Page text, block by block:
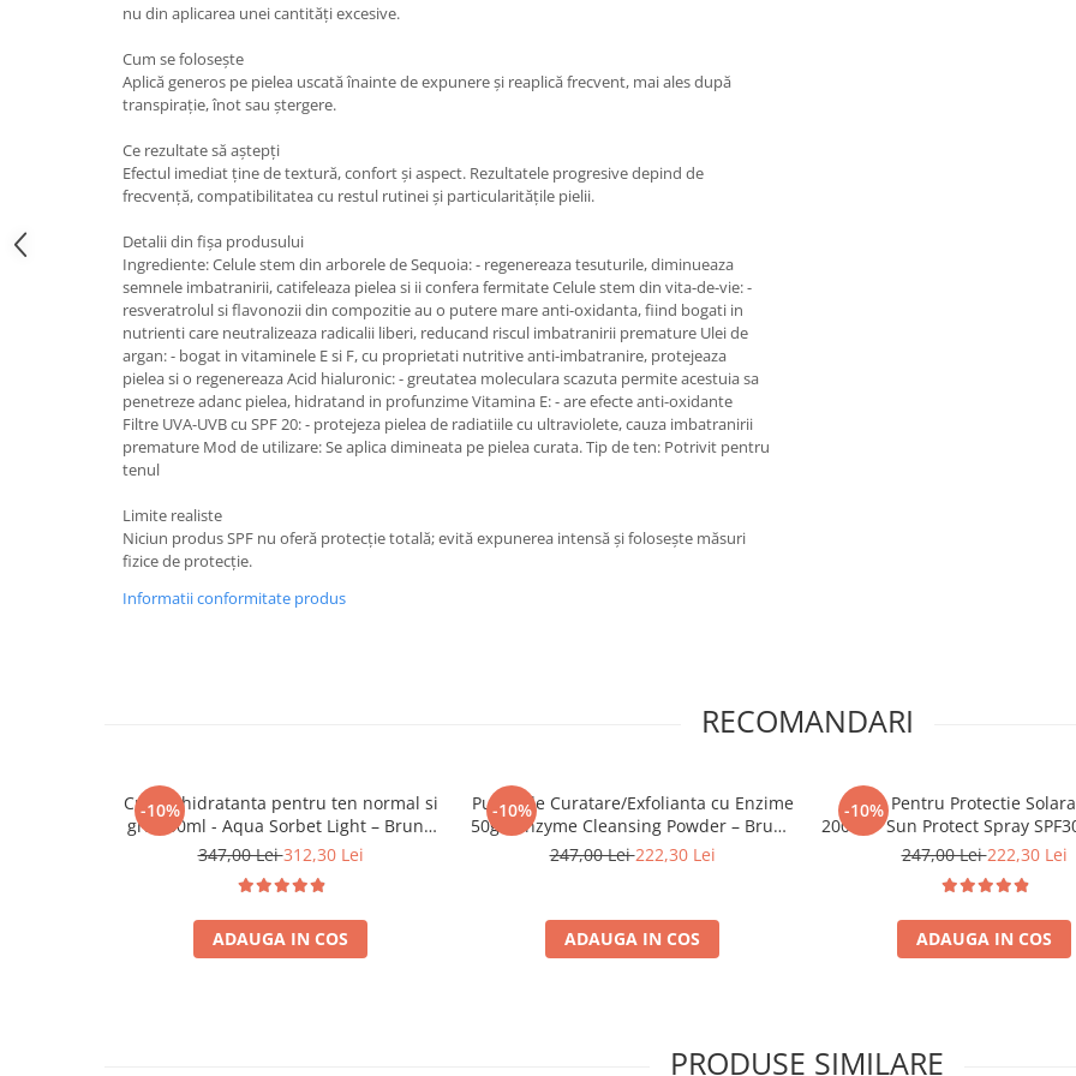
nu din aplicarea unei cantități excesive.
Cum se folosește
Aplică generos pe pielea uscată înainte de expunere și reaplică frecvent, mai ales după
transpirație, înot sau ștergere.
Ce rezultate să aștepți
Efectul imediat ține de textură, confort și aspect. Rezultatele progresive depind de
frecvență, compatibilitatea cu restul rutinei și particularitățile pielii.
Detalii din fișa produsului
Ingrediente: Celule stem din arborele de Sequoia: - regenereaza tesuturile, diminueaza
semnele imbatranirii, catifeleaza pielea si ii confera fermitate Celule stem din vita-de-vie: -
resveratrolul si flavonozii din compozitie au o putere mare anti-oxidanta, fiind bogati in
nutrienti care neutralizeaza radicalii liberi, reducand riscul imbatranirii premature Ulei de
argan: - bogat in vitaminele E si F, cu proprietati nutritive anti-imbatranire, protejeaza
pielea si o regenereaza Acid hialuronic: - greutatea moleculara scazuta permite acestuia sa
penetreze adanc pielea, hidratand in profunzime Vitamina E: - are efecte anti-oxidante
Filtre UVA-UVB cu SPF 20: - protejeza pielea de radiatiile cu ultraviolete, cauza imbatranirii
premature Mod de utilizare: Se aplica dimineata pe pielea curata. Tip de ten: Potrivit pentru
tenul
Limite realiste
Niciun produs SPF nu oferă protecție totală; evită expunerea intensă și folosește măsuri
fizice de protecție.
Informatii conformitate produs
RECOMANDARI
-10%
Crema hidratanta pentru ten normal si
gras 50ml - Aqua Sorbet Light – Bruno
Vassari
347,00 Lei312,30 Lei
ADAUGA IN COS
-10%
Pudra de Curatare/Exfolianta cu Enzime
50g - Enzyme Cleansing Powder – Bruno
Vassari
247,00 Lei222,30 Lei
ADAUGA IN COS
-10%
Spray Pentru Protectie Solara
200ml - Sun Protect Spray
Vassari
247,00 Lei222,30 Lei
ADAUGA IN COS
PRODUSE SIMILARE